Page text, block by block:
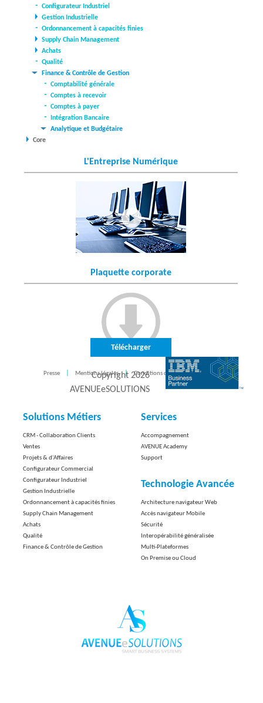
Configurateur Industriel
Gestion Industrielle
Ordonnancement à capacités finies
Supply Chain Management
Achats
Qualité
Finance & Contrôle de Gestion
Comptabilité générale
Comptes à recevoir
Comptes à payer
Intégration Bancaire
Analytique et Budgétaire
Core
L'Entreprise Numérique
Plaquette corporate
Télécharger
Presse Mentions légales Conditions d'utilisation CONTACT
Copyright 2026
AVENUEeSOLUTIONS
Solutions Métiers
CRM - Collaboration Clients
Ventes
Projets & d'Affaires
Configurateur Commercial
Configurateur Industriel
Gestion Industrielle
Ordonnancement à capacités finies
Supply Chain Management
Achats
Qualité
Finance & Contrôle de Gestion
Services
Accompagnement
AVENUE Academy
Support
Technologie Avancée
Architecture navigateur Web
Accès navigateur Mobile
Sécurité
Interopérabilité généralisée
Multi-Plateformes
On Premise ou Cloud